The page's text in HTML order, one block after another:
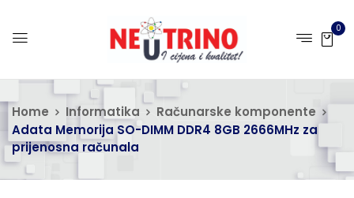
0
Home Informatika
Računarske komponente
Adata Memorija SO-DIMM DDR4 8GB 2666MHz za
prijenosna računala